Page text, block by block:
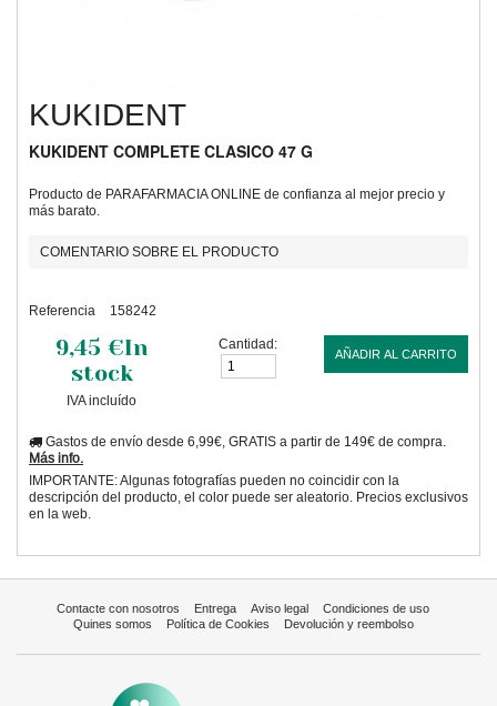
KUKIDENT
KUKIDENT COMPLETE CLASICO 47 G
Producto de PARAFARMACIA ONLINE de confianza al mejor precio y
más barato.
COMENTARIO SOBRE EL PRODUCTO
Referencia 158242
9,45 €In
stock
IVA incluído
Cantidad:
AÑADIR AL CARRITO
Gastos de envío desde 6,99€, GRATIS a partir de 149€ de compra.
Más info.
IMPORTANTE: Algunas fotografías pueden no coincidir con la
descripción del producto, el color puede ser aleatorio. Precios exclusivos
en la web.
Contacte con nosotros Entrega Aviso legal
Condiciones de uso
Quines somos
Política de Cookies Devolución y reembolso